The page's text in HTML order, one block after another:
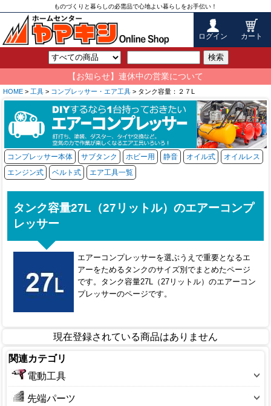
ものづくりと暮らしの必需品で心地よい暮らしをお手伝い！
ログイン カート
検索
【お知らせ】連休中の営業について
HOME > 工具 > コンプレッサー・エア工具 > タンク容量：２７L
コンプレッサー本体 サブタンク ホビー用 静音 オイル式
オイルレス
エンジン式
ベルト式 エア工具一覧
タンク容量27L（27リットル）のエアーコンプ
レッサー
エアーコンプレッサーを選ぶうえで重要となるエ
アーをためるタンクのサイズ別でまとめたページ
です。タンク容量27L（27リットル）のエアーコン
プレッサーのページです。
現在登録されている商品はありません
関連カテゴリ
電動工具
ドリル・インパクト
先端パーツ